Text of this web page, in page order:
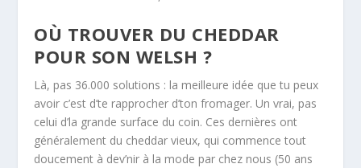
OÙ TROUVER DU CHEDDAR
POUR SON WELSH ?
Là, pas 36.000 solutions : la meilleure idée que tu peux
avoir c’est d’te rapprocher d’ton fromager. Un vrai, pas
celui d’la grande surface du coin. Ces dernières ont
généralement du cheddar vieux, qui commence tout
doucement à dev’nir à la mode par chez nous (50 ans